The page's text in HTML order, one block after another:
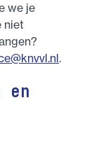
we je
niet
.
en